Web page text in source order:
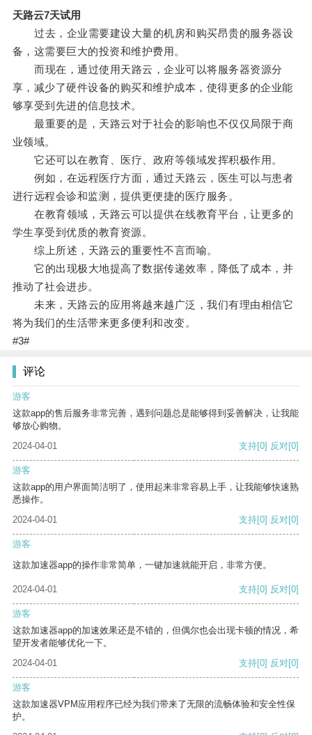
天路云7天试用
过去，企业需要建设大量的机房和购买昂贵的服务器设
备，这需要巨大的投资和维护费用。
而现在，通过使用天路云，企业可以将服务器资源分
享，减少了硬件设备的购买和维护成本，使得更多的企业能
够享受到先进的信息技术。
最重要的是，天路云对于社会的影响也不仅仅局限于商
业领域。
它还可以在教育、医疗、政府等领域发挥积极作用。
例如，在远程医疗方面，通过天路云，医生可以与患者
进行远程会诊和监测，提供更便捷的医疗服务。
在教育领域，天路云可以提供在线教育平台，让更多的
学生享受到优质的教育资源。
综上所述，天路云的重要性不言而喻。
它的出现极大地提高了数据传递效率，降低了成本，并
推动了社会进步。
未来，天路云的应用将越来越广泛，我们有理由相信它
将为我们的生活带来更多便利和改变。
#3#
评论
游客
这款app的售后服务非常完善，遇到问题总是能够得到妥善解决，让我能
够放心购物。
2024-04-01
支持[0] 反对[0]
游客
这款app的用户界面简洁明了，使用起来非常容易上手，让我能够快速熟
悉操作。
2024-04-01
支持[0] 反对[0]
游客
这款加速器app的操作非常简单，一键加速就能开启，非常方便。
2024-04-01 支持[0] 反对[0]
游客
这款加速器app的加速效果还是不错的，但偶尔也会出现卡顿的情况，希
望开发者能够优化一下。
2024-04-01
支持[0] 反对[0]
游客
这款加速器VPM应用程序已经为我们带来了无限的流畅体验和安全性保
护。